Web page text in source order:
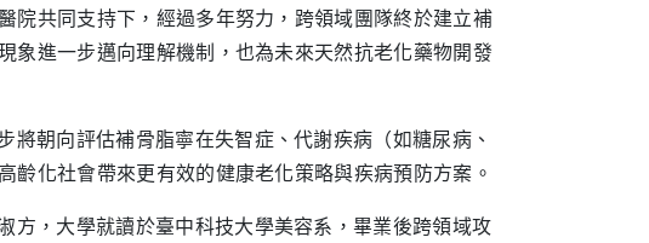
院共同支持下，經過多年努力，跨領域團隊終於建立補
象進一步邁向理解機制，也為未來天然抗老化藥物開發
朝向評估補骨脂寧在失智症、代謝疾病（如糖尿病、
化社會帶來更有效的健康老化策略與疾病預防方案。
，大學就讀於臺中科技大學美容系，畢業後跨領域攻